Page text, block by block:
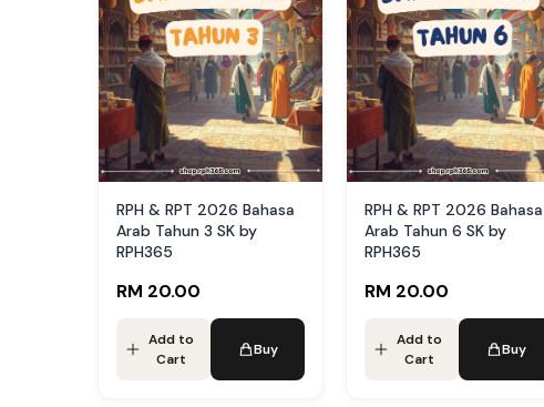
RPH & RPT 2026 Bahasa
Arab Tahun 3 SK by
RPH365
RM 20.00
Add to
Cart
Buy
RPH & RPT 2026 Bahasa
Arab Tahun 6 SK by
RPH365
RM 20.00
Add to
Cart
Buy